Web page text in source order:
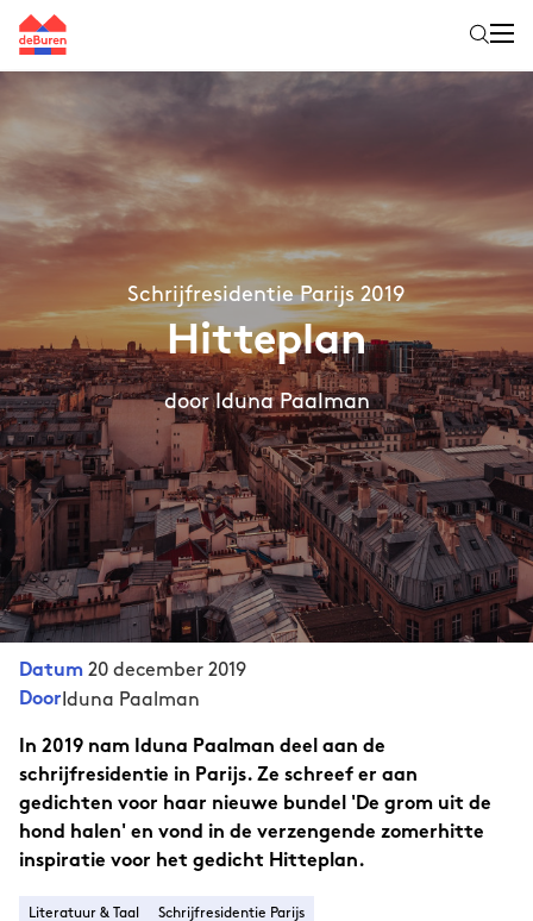
Schrijfresidentie Parijs 2019
Hitteplan
door Iduna Paalman
Datum 20 december 2019
Door Iduna Paalman
In 2019 nam Iduna Paalman deel aan de
schrijfresidentie in Parijs. Ze schreef er aan
gedichten voor haar nieuwe bundel 'De grom uit de
hond halen' en vond in de verzengende zomerhitte
inspiratie voor het gedicht Hitteplan.
Literatuur & Taal Schrijfresidentie Parijs